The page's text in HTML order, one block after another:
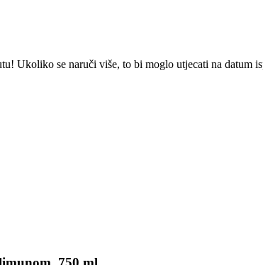
Ukoliko se naruči više, to bi moglo utjecati na datum